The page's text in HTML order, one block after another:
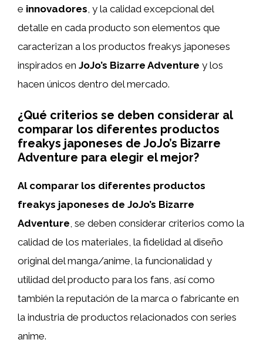
e innovadores , y la calidad excepcional del
detalle en cada producto son elementos que
caracterizan a los productos freakys japoneses
inspirados en JoJo’s Bizarre Adventure y los
hacen únicos dentro del mercado.
¿Qué criterios se deben considerar al
comparar los diferentes productos
freakys japoneses de JoJo’s Bizarre
Adventure para elegir el mejor?
Al comparar los diferentes productos
freakys japoneses de JoJo’s Bizarre
Adventure, se deben considerar criterios como la
calidad de los materiales, la fidelidad al diseño
original del manga/anime, la funcionalidad y
utilidad del producto para los fans, así como
también la reputación de la marca o fabricante en
la industria de productos relacionados con series
anime.